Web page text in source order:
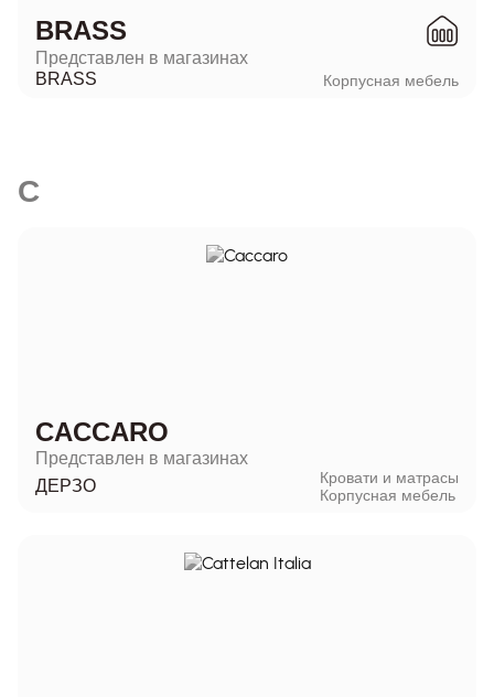
BRASS
Представлен в магазинах
BRASS
Корпусная мебель
C
CACCARO
Представлен в магазинах
ДЕРЗО
Кровати и матрасы
Корпусная мебель